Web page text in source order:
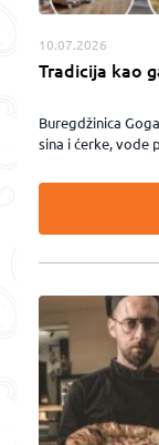
10.07.2026
Tradicija kao
Buregdžinica
sina i ćerke, vode